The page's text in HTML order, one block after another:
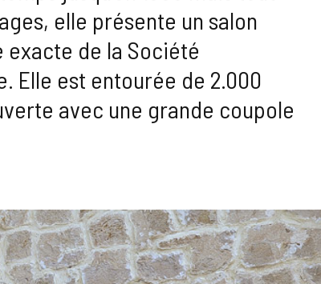
elle présente un salon
exacte de la Société
Elle est entourée de 2.000
avec une grande coupole